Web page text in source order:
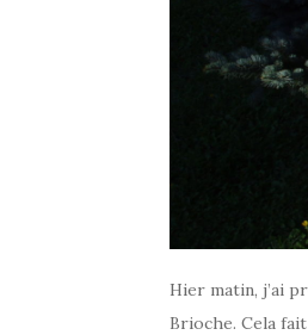
Hier matin, j’ai
Brioche. Cela